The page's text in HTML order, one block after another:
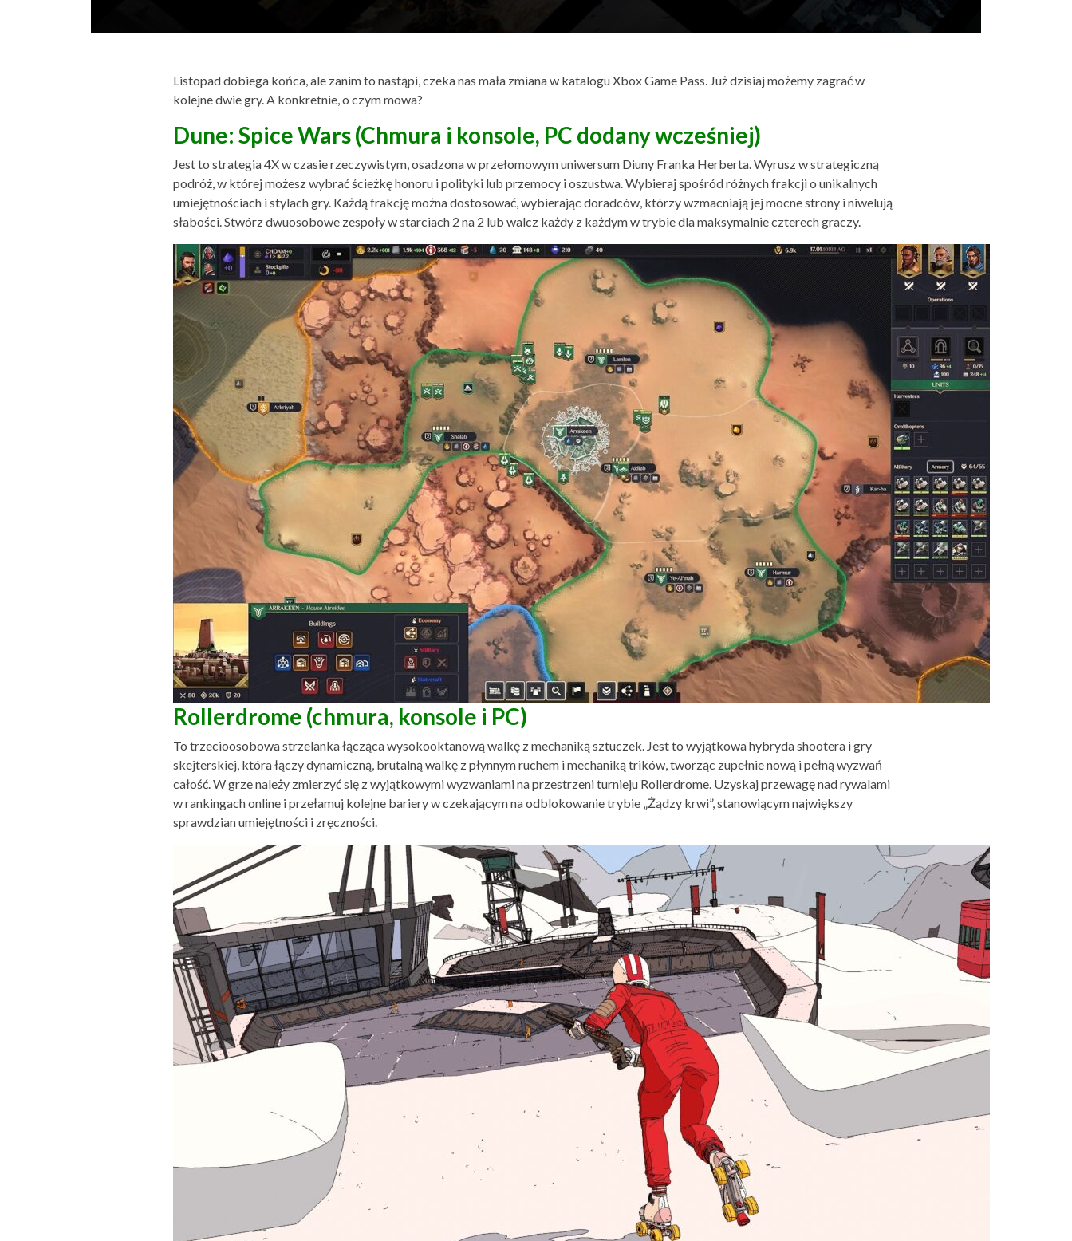
Listopad dobiega końca, ale zanim to nastąpi, czeka nas mała zmiana w katalogu Xbox Game Pass. Już dzisiaj możemy zagrać w
kolejne dwie gry. A konkretnie, o czym mowa?
Dune: Spice Wars (Chmura i konsole, PC dodany wcześniej)
Jest to strategia 4X w czasie rzeczywistym, osadzona w przełomowym uniwersum Diuny Franka Herberta. Wyrusz w strategiczną
podróż, w której możesz wybrać ścieżkę honoru i polityki lub przemocy i oszustwa. Wybieraj spośród różnych frakcji o unikalnych
umiejętnościach i stylach gry. Każdą frakcję można dostosować, wybierając doradców, którzy wzmacniają jej mocne strony i niwelują
słabości. Stwórz dwuosobowe zespoły w starciach 2 na 2 lub walcz każdy z każdym w trybie dla maksymalnie czterech graczy.
Rollerdrome (chmura, konsole i PC)
To trzecioosobowa strzelanka łącząca wysokooktanową walkę z mechaniką sztuczek. Jest to wyjątkowa hybryda shootera i gry
skejterskiej, która łączy dynamiczną, brutalną walkę z płynnym ruchem i mechaniką trików, tworząc zupełnie nową i pełną wyzwań
całość. W grze należy zmierzyć się z wyjątkowymi wyzwaniami na przestrzeni turnieju Rollerdrome. Uzyskaj przewagę nad rywalami
w rankingach online i przełamuj kolejne bariery w czekającym na odblokowanie trybie „Żądzy krwi”, stanowiącym największy
sprawdzian umiejętności i zręczności.